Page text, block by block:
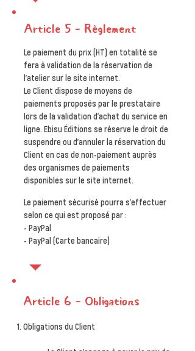
Article 5 – Règlement
Le paiement du prix (HT) en totalité se
fera à validation de la réservation de
l’atelier sur le site internet.
Le Client dispose de moyens de
paiements proposés par le prestataire
lors de la validation d’achat du service en
ligne. Ebisu Éditions se réserve le droit de
suspendre ou d’annuler la réservation du
Client en cas de non-paiement auprès
des organismes de paiements
disponibles sur le site internet.
Le paiement sécurisé pourra s'effectuer
selon ce qui est proposé par :
- PayPal
- PayPal (Carte bancaire)
Article 6 – Obligations
Obligations du Client